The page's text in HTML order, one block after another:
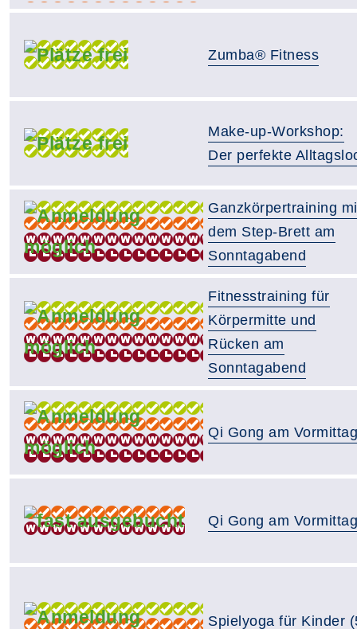
Zumba® Fitness
Make-up-Workshop:
Der perfekte
Ganzkörpertraining
dem Step-Brett am
Sonntagabend
Fitnesstraining für
Körpermitte und
Rücken am
Sonntagabend
Qi Gong am Vormittag
Qi Gong am Vormittag
Spielyoga für Kinder